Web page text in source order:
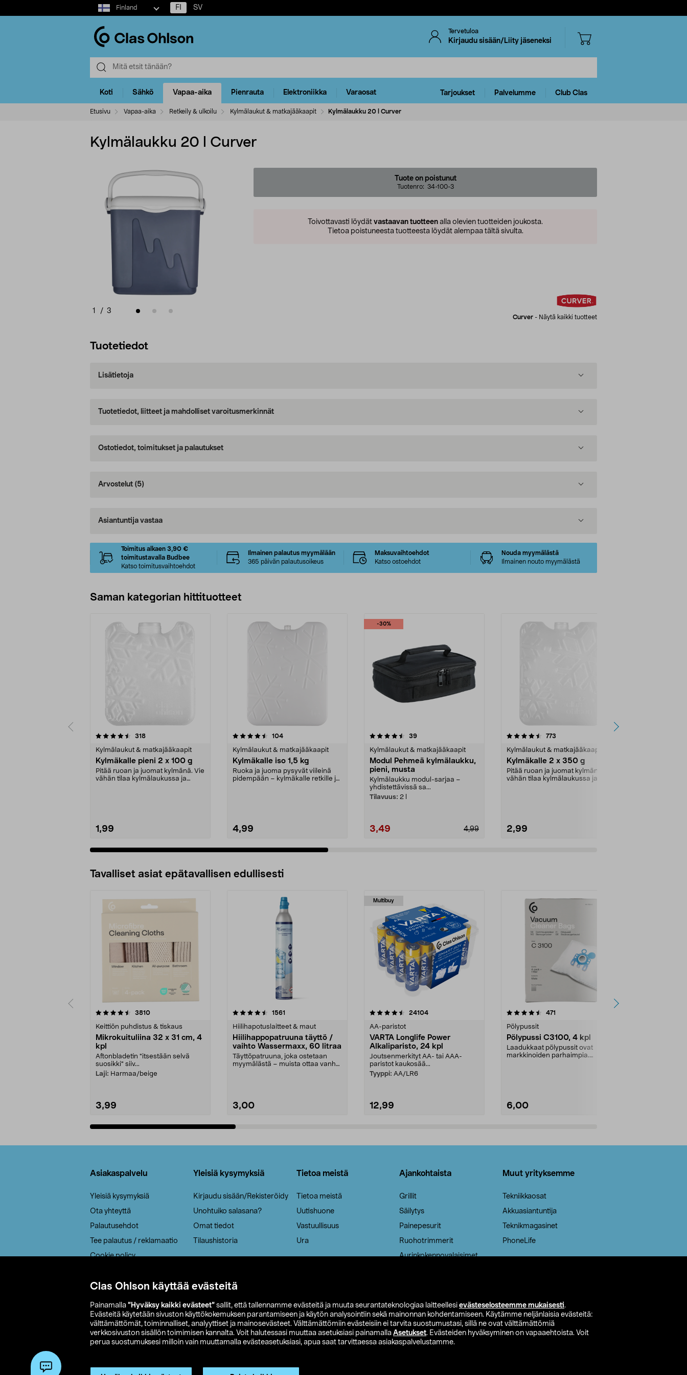
Clas Ohlson käyttää evästeitä
Painamalla ”Hyväksy kaikki evästeet” sallit, että tallennamme evästeitä ja muuta seurantateknologiaa laitteellesi evästeselosteemme mukaisesti.
Evästeitä käytetään sivuston käyttökokemuksen parantamiseen ja käytön analysointiin sekä mainonnan kohdentamiseen. Käytämme neljänlaisia evästeitä:
välttämättömät, toiminnalliset, analyyttiset ja mainosevästeet. Välttämättömiin evästeisiin ei tarvita suostumustasi, sillä ne ovat välttämättömiä
verkkosivuston sisällön toimimisen kannalta. Voit halutessasi muuttaa asetuksiasi painamalla Asetukset. Evästeiden hyväksyminen on vapaaehtoista. Voit
perua suostumuksesi milloin vain muuttamalla evästeasetuksiasi, apua saat tarvittaessa asiakaspalvelustamme.
Select
market
Finland FI SV
Tervetuloa
Kirjaudu sisään/Liity jäseneksi
Koti Sähkö Vapaa-aika Pienrauta Elektroniikka Varaosat Tarjoukset Palvelumme Club Clas
Etusivu Vapaa-aika Retkeily & ulkoilu Kylmälaukut & matkajääkaapit Kylmälaukku 20 l Curver
Kylmälaukku 20 l Curver
1 / 3
Tuote on poistunut
Tuotenro: 34-100-3
Toivottavasti löydät vastaavan tuotteen alla olevien tuotteiden joukosta.
Tietoa poistuneesta tuotteesta löydät alempaa tältä sivulta.
Curver - Näytä kaikki tuotteet
Tuotetiedot
Lisätietoja
Tuotetiedot, liitteet ja mahdolliset varoitusmerkinnät
Ostotiedot, toimitukset ja palautukset
Arvostelut (5)
Asiantuntija vastaa
Toimitus alkaen 3,90 €
toimitustavalla Budbee
Katso toimitusvaihtoehdot
Ilmainen palautus myymälään
365 päivän palautusoikeus
Maksuvaihtoehdot
Katso ostoehdot
Nouda myymälästä
Ilmainen nouto myymälästä
Saman kategorian hittituotteet
318arvostelut
Kylmälaukut & matkajääkaapit
Kylmäkalle pieni 2 x 100 g
Pitää ruoan ja juomat kylmänä. Vie
vähän tilaa kylmälaukussa ja
1,99
4.5 viidestä
104arvostelut
Kylmälaukut & matkajääkaapit
Kylmäkalle iso 1,5 kg
Ruoka ja juoma pysyvät viileinä
pidempään – kylmäkalle retkille ja
4,99
-30%
4.5 viidestä
39arvostelut
Kylmälaukut & matkajääkaapit
Modul Pehmeä kylmälaukku,
pieni, musta
Kylmälaukku modul-sarjaa –
yhdistettävissä sa...
Tilavuus: 2 l
3,49 4,99
4.5 viidestä
773
Kylmälaukut & matkajääkaapit
Kylmäkalle 2 x 350 g
Pitää ruoan ja juomat kylmänä. Vie
vähän tilaa kylmälaukussa ja
2,99
4.5 viidestä
Tavalliset asiat epätavallisen edullisesti
3810arvostelut
Keittiön puhdistus & tiskaus
Mikrokuituliina 32 x 31 cm, 4
kpl
Aftonbladetin "itsestään selvä
suosikki" siiv...
Laji: Harmaa/beige
3,99
4.5viidestä
1561
Hiilihapotuslaitteet & maut
Hiilihappopatruuna täyttö /
vaihto Wassermaxx, 60 litraa
Täyttöpatruuna, joka ostetaan
myymälästä – muista ottaa vanha
3,00
Multibuy
4.5viidestä
24104arvostelut
AA-paristot
VARTA Longlife Power
Alkaliparisto, 24 kpl
Joutsenmerkityt AA- tai AAA-
paristot kaukosää...
Tyyppi: AA/LR6
12,99
4.5viidestä
471
Pölypussit
Pölypussi C3100, 4 kpl
Laadukkaat pölypussit ovat
markkinoiden parhaimpia.
6,00
4.5viidestä
Asiakaspalvelu
Yleisiä kysymyksiä
Ota yhteyttä
Palautusehdot
Tee palautus / reklamaatio
Cookie policy
Saavutettavuus
Yleisiä kysymyksiä
Kirjaudu sisään/Rekisteröidy
Unohtuiko salasana?
Omat tiedot
Tilaushistoria
Tietoa meistä
Tietoa meistä
Uutishuone
Vastuullisuus
Ura
Ajankohtaista
Grillit
Säilytys
Painepesurit
Ruohotrimmerit
Aurinkokennovalaisimet
Muut yrityksemme
Tekniikkaosat
Akkuasiantuntija
Teknikmagasinet
PhoneLife